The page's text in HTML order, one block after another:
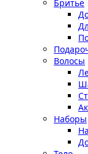
Бритьё
Волосы
Наборы